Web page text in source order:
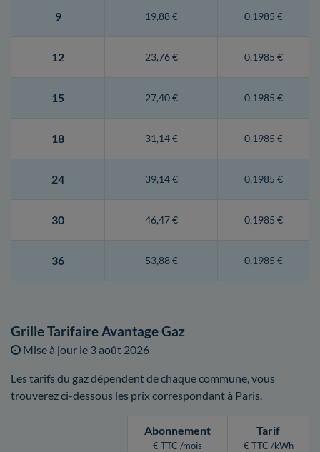
9 19,88 € 0,1985 €
12 23,76 € 0,1985 €
15 27,40 € 0,1985 €
18 31,14 € 0,1985 €
24 39,14 € 0,1985 €
30 46,47 € 0,1985 €
36 53,88 € 0,1985 €
Grille Tarifaire Avantage Gaz
Mise à jour le 3 août 2026
Les tarifs du gaz dépendent de chaque commune, vous
trouverez ci-dessous les prix correspondant à Paris.
Abonnement
€ TTC /mois
Tarif
€ TTC /kWh